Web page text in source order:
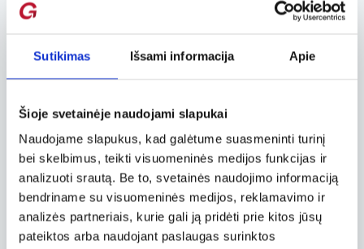
Sutikimas Išsami informacija Apie
Šioje svetainėje naudojami slapukai
Naudojame slapukus, kad galėtume suasmeninti turinį
bei skelbimus, teikti visuomeninės medijos funkcijas ir
analizuoti srautą. Be to, svetainės naudojimo informaciją
bendriname su visuomeninės medijos, reklamavimo ir
analizės partneriais, kurie gali ją pridėti prie kitos jūsų
pateiktos arba naudojant paslaugas surinktos
viešbučių su animatorių komandomis
vanduo, kuriame galite su vaikais gaudyti
žuvis.
# 5. Atraskite nuostabią Švedijos gamtą
Ar Jums ir Jūsų vaikams patinka gamta ir
stovyklavimas? Na, tada Švedija yra ta vieta,
kur turėtumėte keliauti. Žalieji miškai,
nuostabūs kriokliai ir peizažai privers išsižioti.
Yra daugybė vaikams pritaikytų stovyklaviečių
(o tai suteikia šiek tiek laiko ir sau). Vasaros